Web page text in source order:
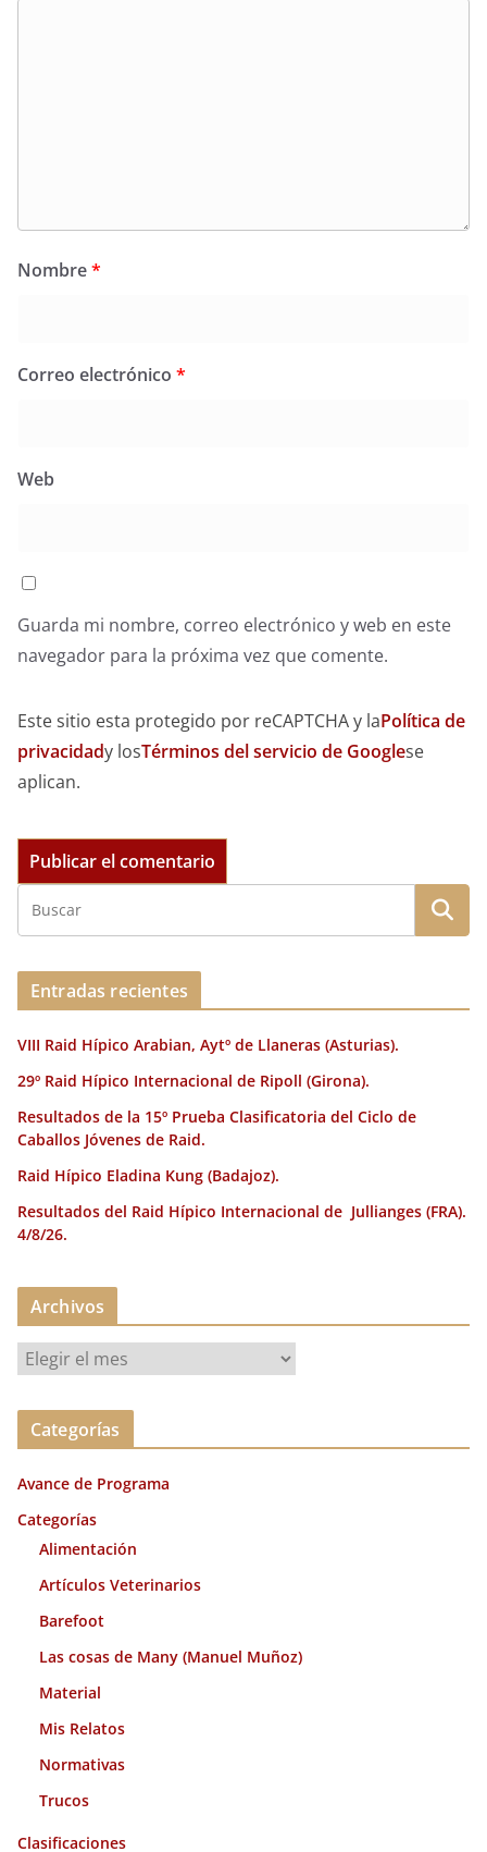
Nombre*
Correo electrónico *
Web
Guarda mi nombre, correo electrónico y web en este
navegador para la próxima vez que comente.
Este sitio esta protegido por reCAPTCHA y laPolítica de
privacidady losTérminos del servicio de Googlese
aplican.
Entradas recientes
VIII Raid Hípico Arabian, Aytº de Llaneras (Asturias).
29º Raid Hípico Internacional de Ripoll (Girona).
Resultados de la 15º Prueba Clasificatoria del Ciclo de
Caballos Jóvenes de Raid.
Raid Hípico Eladina Kung (Badajoz).
Resultados del Raid Hípico Internacional de Jullianges (FRA).
4/8/26.
Archivos
c
v
o
Categorías
Avance de Programa
Categorías
Alimentación
Artículos Veterinarios
Barefoot
Las cosas de Many (Manuel Muñoz)
Material
Mis Relatos
Normativas
Trucos
Clasificaciones